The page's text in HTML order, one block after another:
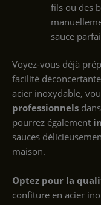
fils ou des
sauce
Voyez-vous déjà
facilité
acier inoxydable,
professionnels
pourrez également
sauces
maison.
Optez pour la
confiture en acier